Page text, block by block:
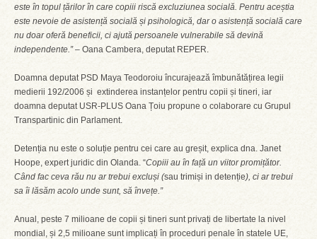
este în topul țărilor în care copiii riscă excluziunea socială. Pentru aceștia
este nevoie de asistență socială și psihologică, dar o asistență socială care
nu doar oferă beneficii, ci ajută persoanele vulnerabile să devină
independente.”– Oana Cambera, deputat REPER.
Doamna deputat PSD Maya Teodoroiu încurajează îmbunătățirea legii
medierii 192/2006 și extinderea instanțelor pentru copii și tineri, iar
doamna deputat USR-PLUS Oana Țoiu propune o colaborare cu Grupul
Transpartinic din Parlament.
Detenția nu este o soluție pentru cei care au greșit, explica dna. Janet
Hoope, expert juridic din Olanda. “Copiii au în față un viitor promițător.
Când fac ceva rău nu ar trebui excluși (sau trimiși in detenție), ci ar trebui
sa îi lăsăm acolo unde sunt, să învețe.”
Anual, peste 7 milioane de copii și tineri sunt privați de libertate la nivel
mondial, și 2,5 milioane sunt implicați în proceduri penale în statele UE,